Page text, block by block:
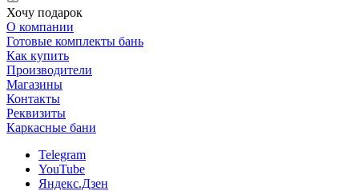
Хочу подарок
О компании
Готовые комплекты бань
Как купить
Производители
Магазины
Контакты
Реквизиты
Каркасные бани
Telegram
YouTube
Яндекс.Дзен